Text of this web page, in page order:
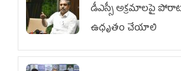
డీఎస్సీ అక్రమాలపై
ఉధృతం చేయాలి